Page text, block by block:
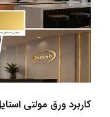
کاربرد ورق مولتی